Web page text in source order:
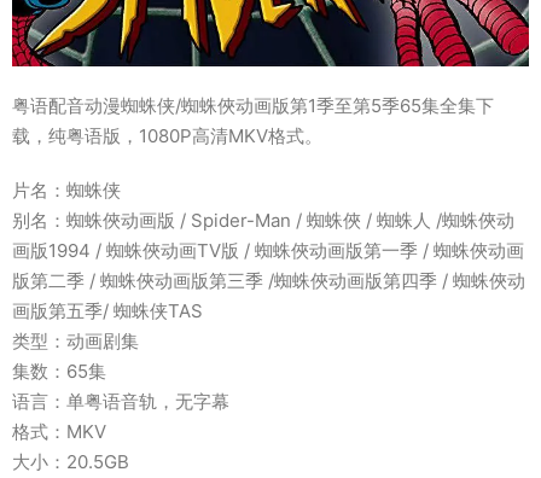
粤语配音动漫蜘蛛侠/蜘蛛俠动画版第1季至第5季65集全集下
载，纯粤语版，1080P高清MKV格式。
片名：蜘蛛侠
别名：蜘蛛俠动画版 / Spider-Man / 蜘蛛俠 / 蜘蛛人 /蜘蛛俠动
画版1994 / 蜘蛛俠动画TV版 / 蜘蛛俠动画版第一季 / 蜘蛛俠动画
版第二季 / 蜘蛛俠动画版第三季 /蜘蛛俠动画版第四季 / 蜘蛛俠动
画版第五季/ 蜘蛛侠TAS
类型：动画剧集
集数：65集
语言：单粤语音轨，无字幕
格式：MKV
大小：20.5GB